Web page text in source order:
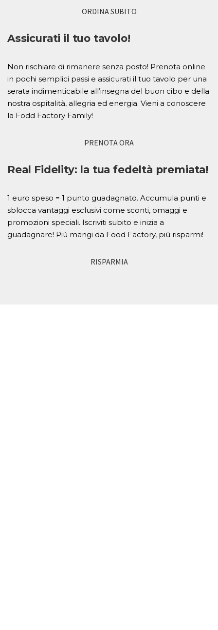
ORDINA SUBITO
Assicurati il tuo tavolo!
Non rischiare di rimanere senza posto! Prenota online
in pochi semplici passi e assicurati il tuo tavolo per una
serata indimenticabile all’insegna del buon cibo e della
nostra ospitalità, allegria ed energia. Vieni a conoscere
la Fodd Factory Family!
PRENOTA ORA
Real Fidelity: la tua fedeltà premiata!
1 euro speso = 1 punto guadagnato. Accumula punti e
sblocca vantaggi esclusivi come sconti, omaggi e
promozioni speciali. Iscriviti subito e inizia a
guadagnare! Più mangi da Food Factory, più risparmi!
RISPARMIA